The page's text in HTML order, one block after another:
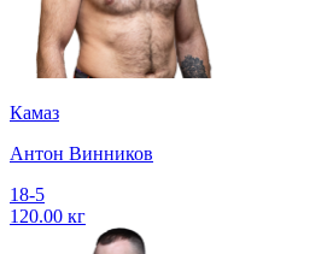
Камаз
Антон Винников
18-5
120.00 кг